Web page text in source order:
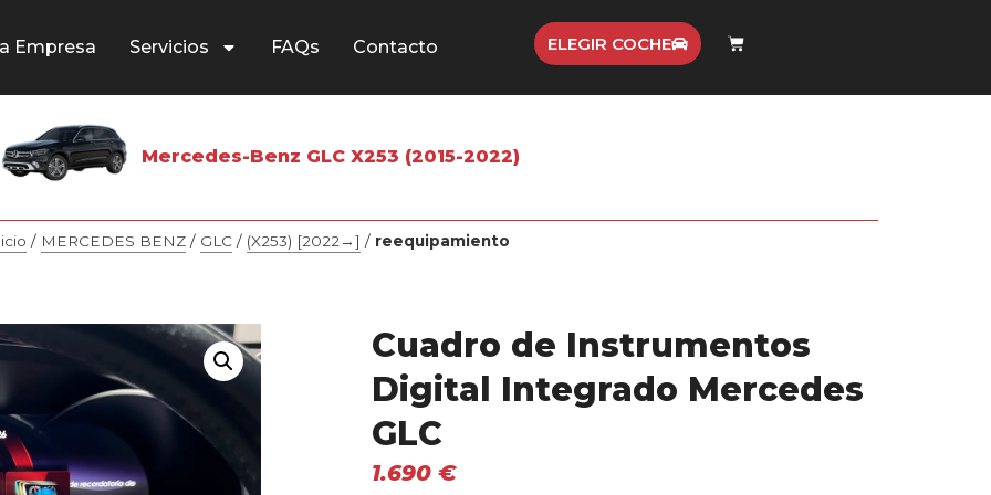
Empresa Servicios FAQs Contacto ELEGIR COCHE
Mercedes-Benz GLC X253 (2015-2022)
/ MERCEDES BENZ / GLC / (X253) [2022→] / reequipamiento
Cuadro de Instrumentos
Digital Integrado Mercedes
GLC
1.690€